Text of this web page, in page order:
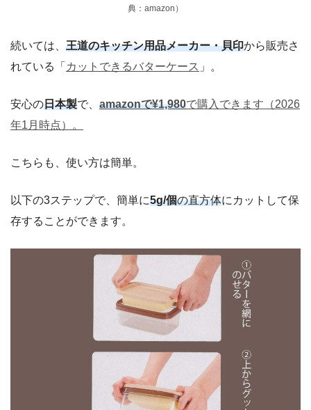
典：amazon）
続いては、 王道のキッチン用品メーカー・貝印から販売さ
れている「 カットできるバターケース 」。
安心の日本製で、 amazonで¥1,980で購入できます（2026
年1月時点）。
こちらも、使い方は簡単。
以下の3ステップで、簡単に5g/個の直方体にカットして保
存することができます。